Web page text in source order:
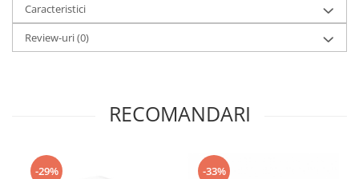
Caracteristici
Review-uri(0)
RECOMANDARI
-29% -33%